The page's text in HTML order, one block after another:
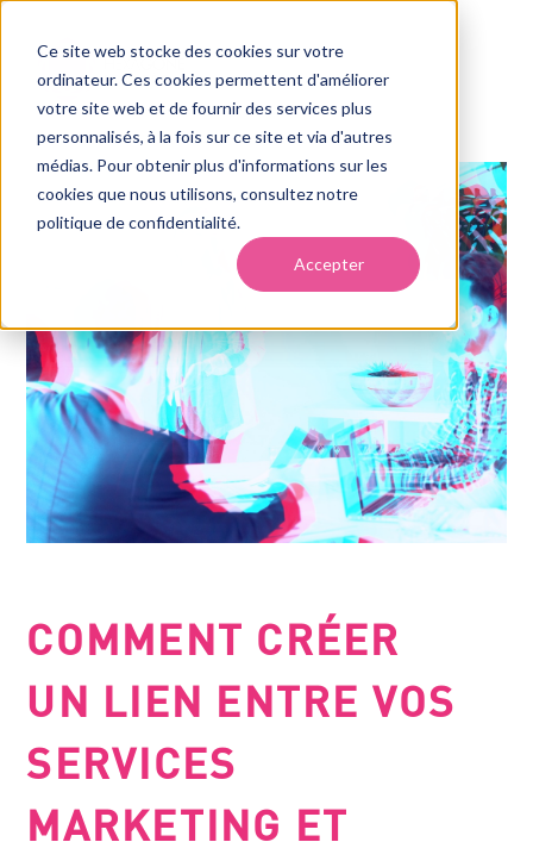
Ce site web stocke des cookies sur votre
ordinateur. Ces cookies permettent d'améliorer
votre site web et de fournir des services plus
personnalisés, à la fois sur ce site et via d'autres
médias. Pour obtenir plus d'informations sur les
cookies que nous utilisons, consultez notre
politique de confidentialité.
Accepter
COMMENT CRÉER
UN LIEN ENTRE VOS
SERVICES
MARKETING ET